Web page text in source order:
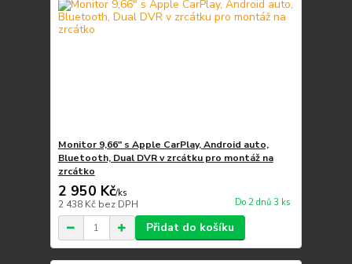
Monitor 9,66" s Apple CarPlay, Android auto,
Bluetooth, Dual DVR v zrcátku pro montáž na
zrcátko
2 950 Kč/ks
2 438 Kč bez DPH Do 2 dnů 3 ks
Přidat do košíku